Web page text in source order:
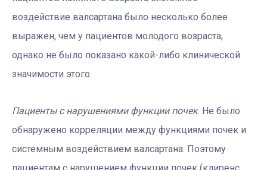
воздействие валсартана было несколько более
выражен, чем у пациентов молодого возраста,
однако не было показано какой-либо клинической
значимости этого.
Пациенты с нарушениями функции почек. Не было
обнаружено корреляции между функциями почек и
системным воздействием валсартана. Поэтому